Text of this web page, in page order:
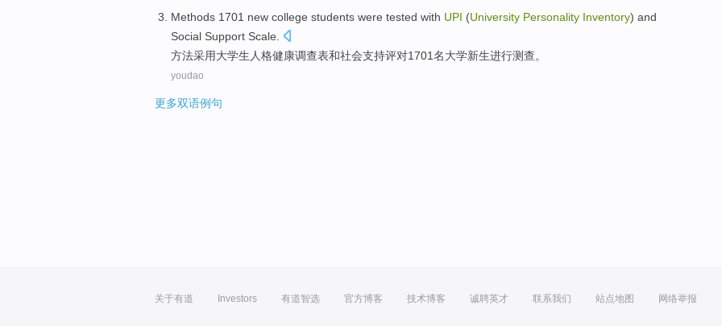
Methods 1701 new college students were tested with UPI (University Personality Inventory) and
Social Support Scale.
方法采用大学生人格健康调查表和社会支持评对1701名大学新生进行测查。
youdao
更多双语例句
关于有道 Investors 有道智选 官方博客 技术博客 诚聘英才 联系我们 站点地图 网络举报